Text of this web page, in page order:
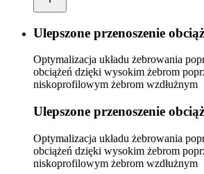
Ulepszone przenoszenie
Optymalizacja układu żebrowania
obciążeń dzięki wysokim żebrom
niskoprofilowym żebrom wzdłużnym
Ulepszone przenoszenie
Optymalizacja układu żebrowania
obciążeń dzięki wysokim żebrom
niskoprofilowym żebrom wzdłużnym